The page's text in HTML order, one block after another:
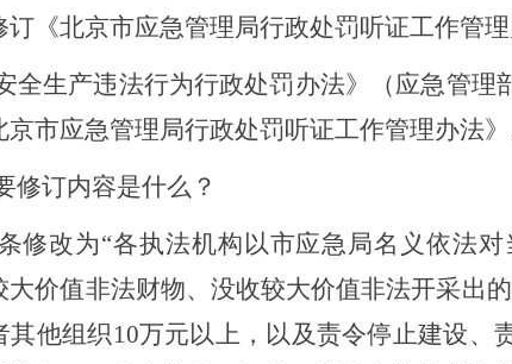
订《北京市应急管理局行政处罚听证工作管
全生产违法行为行政处罚办法》（应急管
市应急管理局行政处罚听证工作管理办法》
修订内容是什么？
修改为“各执法机构以市应急局名义依法
大价值非法财物、没收较大价值非法开采出
其他组织10万元以上，以及责令停止建设